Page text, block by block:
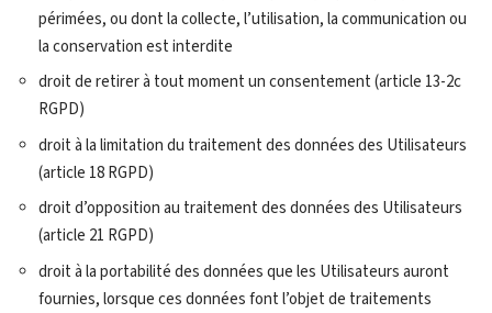
périmées, ou dont la collecte, l’utilisation, la communication ou
la conservation est interdite
droit de retirer à tout moment un consentement (article 13-2c
RGPD)
droit à la limitation du traitement des données des Utilisateurs
(article 18 RGPD)
droit d’opposition au traitement des données des Utilisateurs
(article 21 RGPD)
droit à la portabilité des données que les Utilisateurs auront
fournies, lorsque ces données font l’objet de traitements